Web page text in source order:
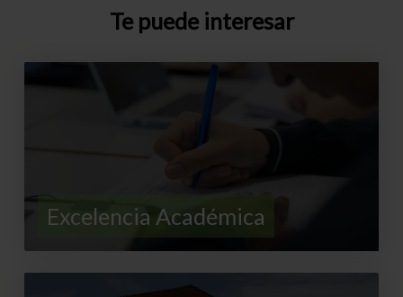
Te puede interesar
Excelencia Académica